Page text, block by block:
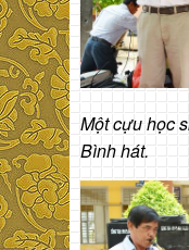
Một cựu học
Bình hát.